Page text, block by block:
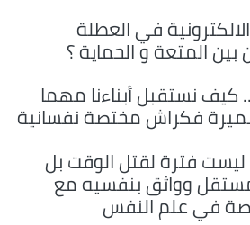
في العطلة
المتعة و الحماية ؟
كيف نستقبل أبناءنا مهما
فكراش مختصة نفسانية
ليست فترة لقتل الوقت بل
وواثق بنفسيه مع
في علم النفس